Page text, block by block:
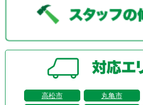
高松市 丸亀市